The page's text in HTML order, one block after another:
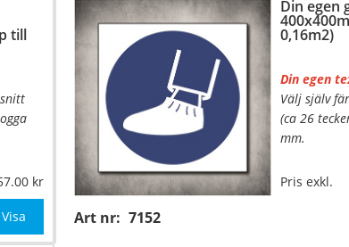
Be om
till
annat
Visa
Din egen
0,16m2)
Art nr: 7152
Din egen
Välj själv
(ca 26
mm.
Material:
Pris exkl.